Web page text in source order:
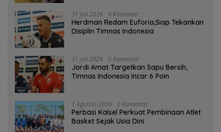
31 Juli 2026 0 Komentar
Herdman Redam Euforia,Siap Tekankan
Disiplin Timnas Indonesia
31 Juli 2026 0 Komentar
Jordi Amat Targetkan Sapu Bersih,
Timnas Indonesia Incar 6 Poin
1 Agustus 2026 0 Komentar
Perbasi Kalsel Perkuat Pembinaan Atlet
Basket Sejak Usia Dini